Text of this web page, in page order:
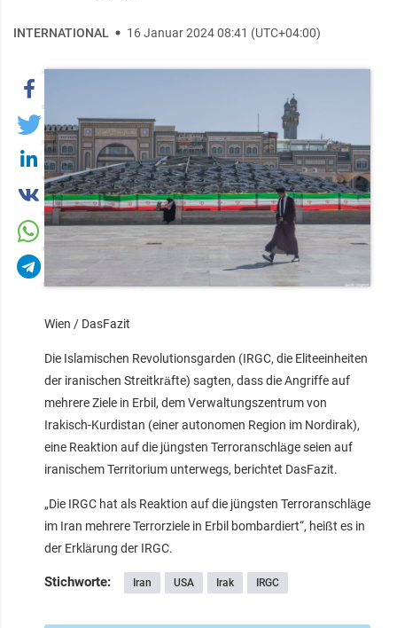
INTERNATIONAL 16 Januar 2024 08:41 (UTC+04:00)
Wien / DasFazit
Die Islamischen Revolutionsgarden (IRGC, die Eliteeinheiten
der iranischen Streitkräfte) sagten, dass die Angriffe auf
mehrere Ziele in Erbil, dem Verwaltungszentrum von
Irakisch-Kurdistan (einer autonomen Region im Nordirak),
eine Reaktion auf die jüngsten Terroranschläge seien auf
iranischem Territorium unterwegs, berichtet DasFazit.
„Die IRGC hat als Reaktion auf die jüngsten Terroranschläge
im Iran mehrere Terrorziele in Erbil bombardiert“, heißt es in
der Erklärung der IRGC.
Stichworte: Iran USA Irak IRGC